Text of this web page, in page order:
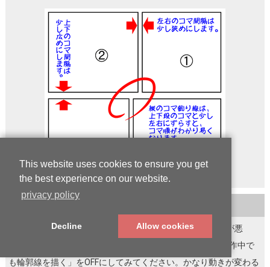
3Dレイヤーで、3Dハンドルのドラッグ操作が「重い(反応が悪
い)」と感じる場合は、「環境設定」-「3D描画」の「3D操作中で
も輪郭線を描く」をOFFにしてみてください。かなり動きが変わる
This website uses cookies to ensure you get
the best experience on our website.
privacy policy
Decline Allow cookies